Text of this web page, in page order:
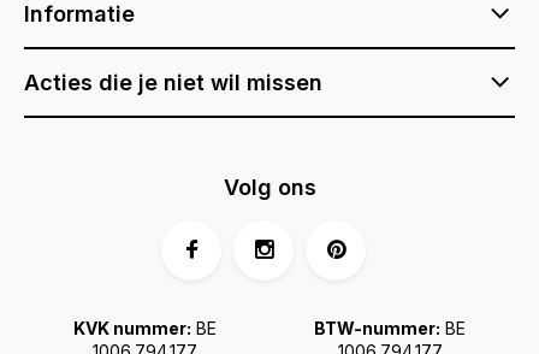
Informatie
Acties die je niet wil missen
KVK nummer: BE
BTW-nummer: BE
Volg ons